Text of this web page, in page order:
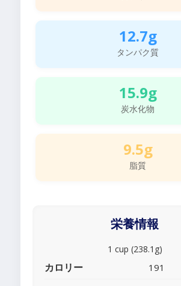
12.7g
タンパク質
15.9g
炭水化物
9.5g
脂質
栄養情報
1 cup (238.1g)
カロリー 191